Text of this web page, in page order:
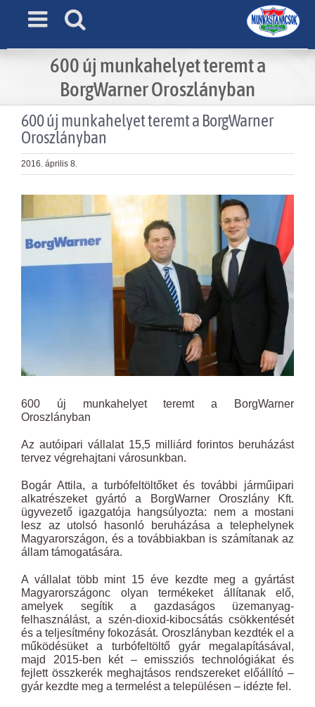
600 új munkahelyet teremt a
BorgWarner Oroszlányban
600 új munkahelyet teremt a BorgWarner
Oroszlányban
2016. április 8.
Larger
600 új munkahelyet teremt a BorgWarner
Oroszlányban
Az autóipari vállalat 15,5 milliárd forintos beruházást
tervez végrehajtani városunkban.
Bogár Attila, a turbófeltöltőket és további járműipari
alkatrészeket gyártó a BorgWarner Oroszlány Kft.
ügyvezető igazgatója hangsúlyozta: nem a mostani
lesz az utolsó hasonló beruházása a telephelynek
Magyarországon, és a továbbiakban is számítanak az
állam támogatására.
A vállalat több mint 15 éve kezdte meg a gyártást
Magyarországonc olyan termékeket állítanak elő,
amelyek segítik a gazdaságos üzemanyag-
felhasználást, a szén-dioxid-kibocsátás csökkentését
és a teljesítmény fokozását. Oroszlányban kezdték el a
működésüket a turbófeltöltő gyár megalapításával,
majd 2015-ben két – emissziós technológiákat és
fejlett összkerék meghajtásos rendszereket előállító –
gyár kezdte meg a termelést a településen – idézte fel.